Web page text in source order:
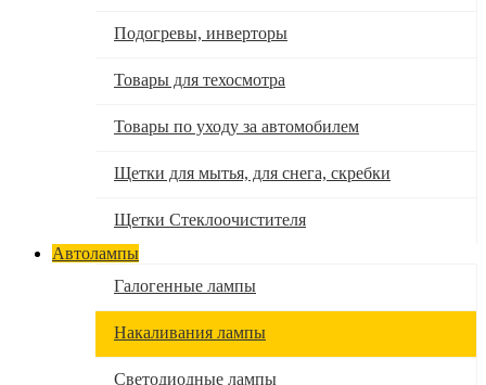
Подогревы, инверторы
Товары для техосмотра
Товары по уходу за автомобилем
Щетки для мытья, для снега, скребки
Щетки Стеклоочистителя
Автолампы
Галогенные лампы
Накаливания лампы
Светодиодные лампы